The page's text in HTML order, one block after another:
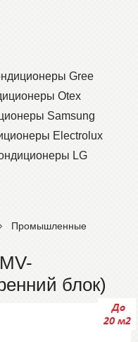
Gree
Otex
Samsung
Electrolux
LG
Промышленные
блок)